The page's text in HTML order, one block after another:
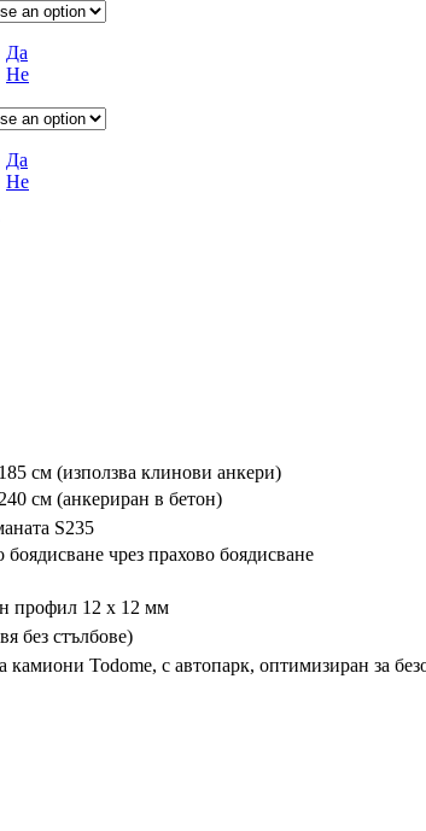
Да
Не
Да
Не
см (използва клинови анкери)
см (анкериран в бетон)
S235
боядисване чрез прахово боядисване
профил 12 х 12 мм
без стълбове)
камиони Todome, с автопарк, оптимизиран за